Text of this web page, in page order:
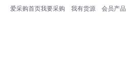
爱采购首页我要采购 我有货源 会员产品